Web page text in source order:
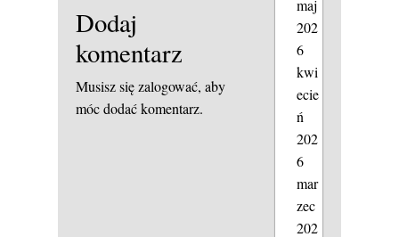
Dodaj
komentarz
Musisz sięzalogować, aby
móc dodać komentarz.
maj
202
6
kwi
ecie
ń
202
6
mar
zec
202